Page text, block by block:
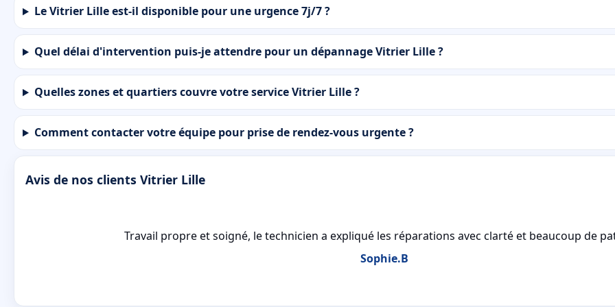
Le Vitrier Lille est-il disponible pour une urgence 7j/7 ?
Quel délai d'intervention puis-je attendre pour un dépannage Vitrier Lille ?
Quelles zones et quartiers couvre votre service Vitrier Lille ?
Comment contacter votre équipe pour prise de rendez-vous urgente ?
Avis de nos clients Vitrier Lille
Travail propre et soigné, le technicien a expliqué les réparations avec clarté et beaucoup de
Sophie.B